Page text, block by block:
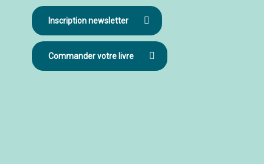
Inscription newsletter
Commander votre livre